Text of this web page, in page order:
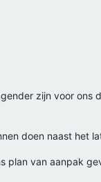
zijn voor ons
doen naast het
plan van aanpak